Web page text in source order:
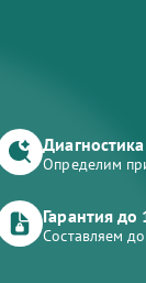
Определим
Гарантия до
Составляем